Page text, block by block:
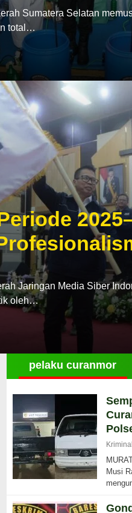
Sumatera Selatan
total…
Jaringan Media Siber
oleh…
pelaku curanmor
Kriminal
Musi